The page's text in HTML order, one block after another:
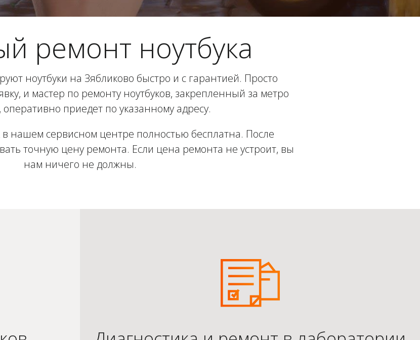
ремонт ноутбука
ноутбуки на Зябликово быстро и с гарантией. Просто
и мастер по ремонту ноутбуков, закрепленный за метро
оперативно приедет по указанному адресу.
в нашем сервисном центре полностью бесплатна. После
точную цену ремонта. Если цена ремонта не устроит, вы
нам ничего не должны.